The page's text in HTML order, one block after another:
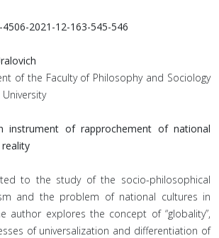
2021-12-163-545-546
of the Faculty of Philosophy and Sociology
instrument of rapprochement of national
to the study of the socio-philosophical
and the problem of national cultures in
author explores the concept of “globality”,
of universalization and differentiation of